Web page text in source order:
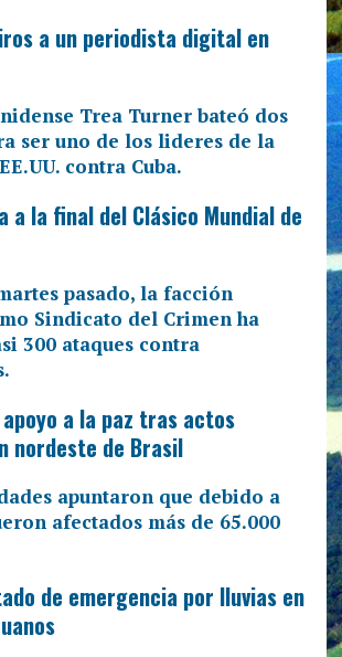
a un periodista digital en
a la final del Clásico Mundial de
a la paz tras actos
nordeste de Brasil
de emergencia por lluvias en